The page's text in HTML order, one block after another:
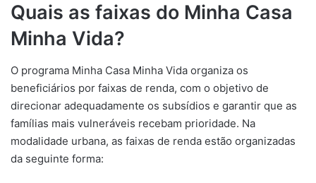
Quais as faixas do Minha Casa
Minha Vida?
O programa Minha Casa Minha Vida organiza os
beneficiários por faixas de renda, com o objetivo de
direcionar adequadamente os subsídios e garantir que as
famílias mais vulneráveis recebam prioridade. Na
modalidade urbana, as faixas de renda estão organizadas
da seguinte forma: